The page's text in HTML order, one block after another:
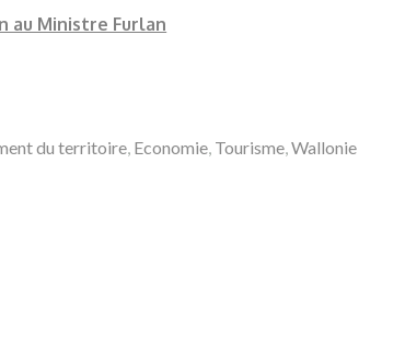
au Ministre Furlan
du territoire, Economie, Tourisme,Wallonie